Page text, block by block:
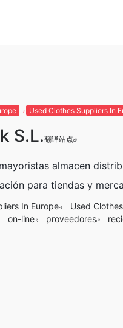
Used Clothes Suppliers In
S.L.翻译站点
almacen
para tiendas y
In Europe Used
on-line proveedores